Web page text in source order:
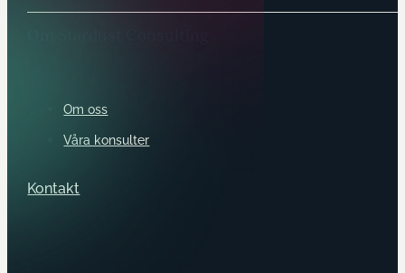
Om oss
Våra konsulter
Kontakt